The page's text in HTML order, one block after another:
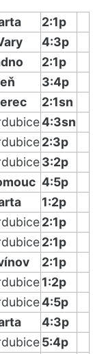
2:1p
4:3p
2:1p
3:4p
2:1sn
4:3sn
2:3p
3:2p
4:5p
1:2p
2:1p
2:1p
2:1p
1:2p
4:5p
4:3p
5:4p